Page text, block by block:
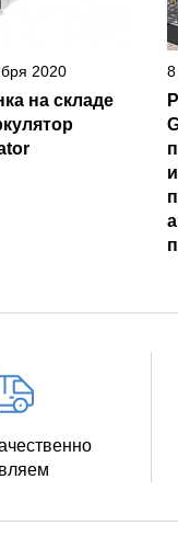
2020
на складе
8